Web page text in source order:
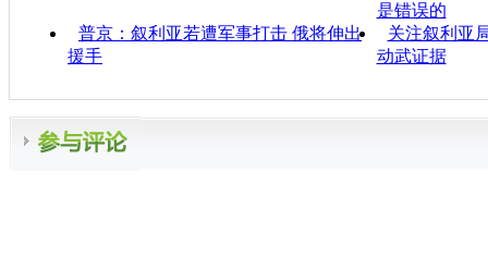
是错误的
普京：叙利亚若遭军事打击 俄将伸出
援手
关注叙利亚
动武证据